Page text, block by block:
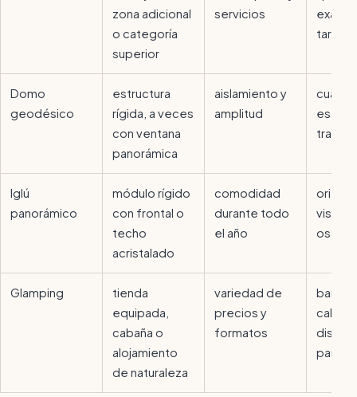
zona adicional
o categoría
superior
servicios
tarifa
Domo
geodésico
estructura
rígida, a veces
con ventana
panorámica
aislamiento y
amplitud
es
Iglú
panorámico
módulo rígido
con frontal o
techo
acristalado
comodidad
durante todo
el año
vistas y
Glamping
tienda
equipada,
cabaña o
alojamiento
de naturaleza
variedad de
precios y
formatos
baño,